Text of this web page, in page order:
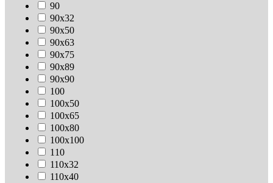
90
90х32
90х50
90х63
90х75
90х89
90х90
100
100х50
100х65
100х80
100х100
110
110х32
110х40